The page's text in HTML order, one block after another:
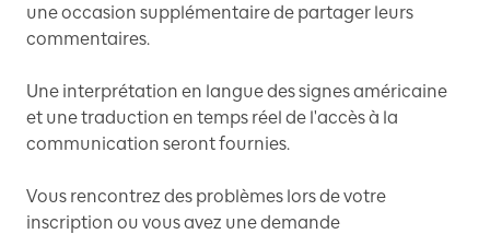
une occasion supplémentaire de partager leurs
commentaires.
Une interprétation en langue des signes américaine
et une traduction en temps réel de l'accès à la
communication seront fournies.
Vous rencontrez des problèmes lors de votre
inscription ou vous avez une demande